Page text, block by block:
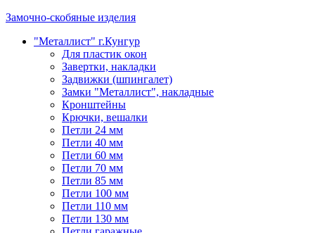
Замочно-скобяные изделия
"Металлист" г.Кунгур
Для пластик окон
Завертки, накладки
Задвижки (шпингалет)
Замки "Металлист", накладные
Кронштейны
Крючки, вешалки
Петли 24 мм
Петли 40 мм
Петли 60 мм
Петли 70 мм
Петли 85 мм
Петли 100 мм
Петли 110 мм
Петли 130 мм